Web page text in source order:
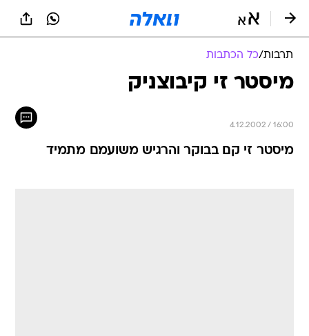
תרבות/כל הכתבות
מיסטר זי קיבוצניק
4.12.2002 / 16:00
מיסטר זי קם בבוקר והרגיש משועמם מתמיד